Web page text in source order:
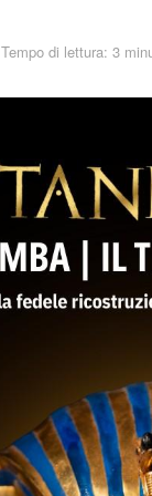
Tempo di lettura: 3